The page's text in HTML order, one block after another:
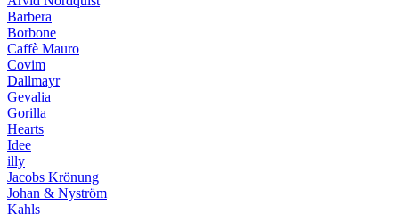
Barbera
Borbone
Caffè Mauro
Covim
Dallmayr
Gevalia
Gorilla
Hearts
Idee
illy
Jacobs Krönung
Johan & Nyström
Kahls